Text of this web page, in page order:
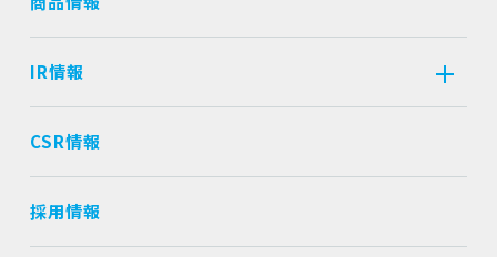
IR情報
CSR情報
採用情報